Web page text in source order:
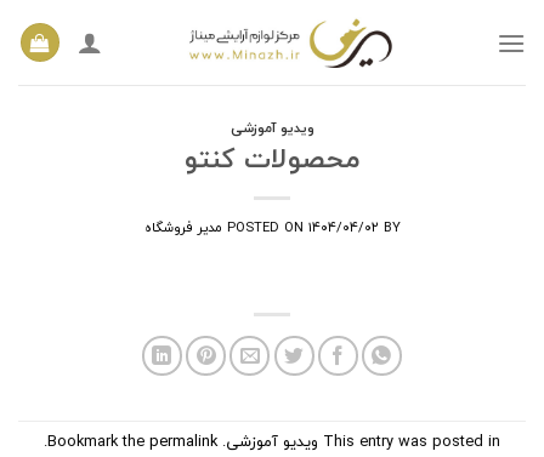
ویدیو آموزشی
محصولات کنتو
POSTED ON ۱۴۰۴/۰۴/۰۲ BY مدیر فروشگاه
This entry was posted in ویدیو آموزشی. Bookmark the
permalink
.